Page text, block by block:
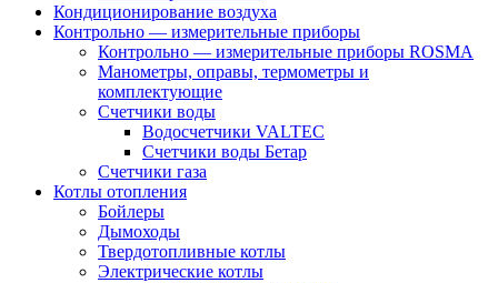
Кондиционирование воздуха
Контрольно — измерительные приборы
Контрольно — измерительные приборы ROSMA
Манометры, оправы, термометры и
комплектующие
Счетчики воды
Водосчетчики VALTEC
Счетчики воды Бетар
Счетчики газа
Котлы отопления
Бойлеры
Дымоходы
Твердотопливные котлы
Электрические котлы